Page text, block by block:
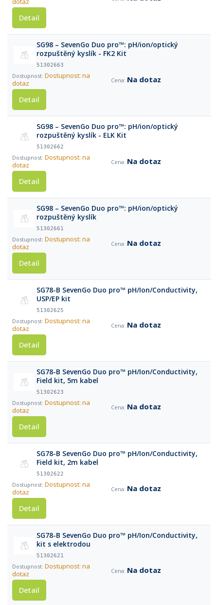
Detail
SG98 – SevenGo Duo pro™: pH/ion/optický
rozpuštěný kyslík - FK2 Kit
51302663
Dostupnost: na
dotaz
Na dotaz
Detail
SG98 – SevenGo Duo pro™: pH/ion/optický
rozpuštěný kyslík - ELK Kit
51302662
Dostupnost: na
dotaz
Na dotaz
Detail
SG98 – SevenGo Duo pro™: pH/ion/optický
rozpuštěný kyslík
51302661
Dostupnost: na
dotaz
Na dotaz
Detail
SG78-B SevenGo Duo pro™ pH/Ion/Conductivity,
USP/EP kit
51302625
Dostupnost: na
dotaz
Na dotaz
Detail
SG78-B SevenGo Duo pro™ pH/Ion/Conductivity,
Field kit, 5m kabel
51302623
Dostupnost: na
dotaz
Na dotaz
Detail
SG78-B SevenGo Duo pro™ pH/Ion/Conductivity,
Field kit, 2m kabel
51302622
Dostupnost: na
dotaz
Na dotaz
Detail
SG78-B SevenGo Duo pro™ pH/Ion/Conductivity,
kit s elektrodou
51302621
Dostupnost: na
dotaz
Na dotaz
Detail